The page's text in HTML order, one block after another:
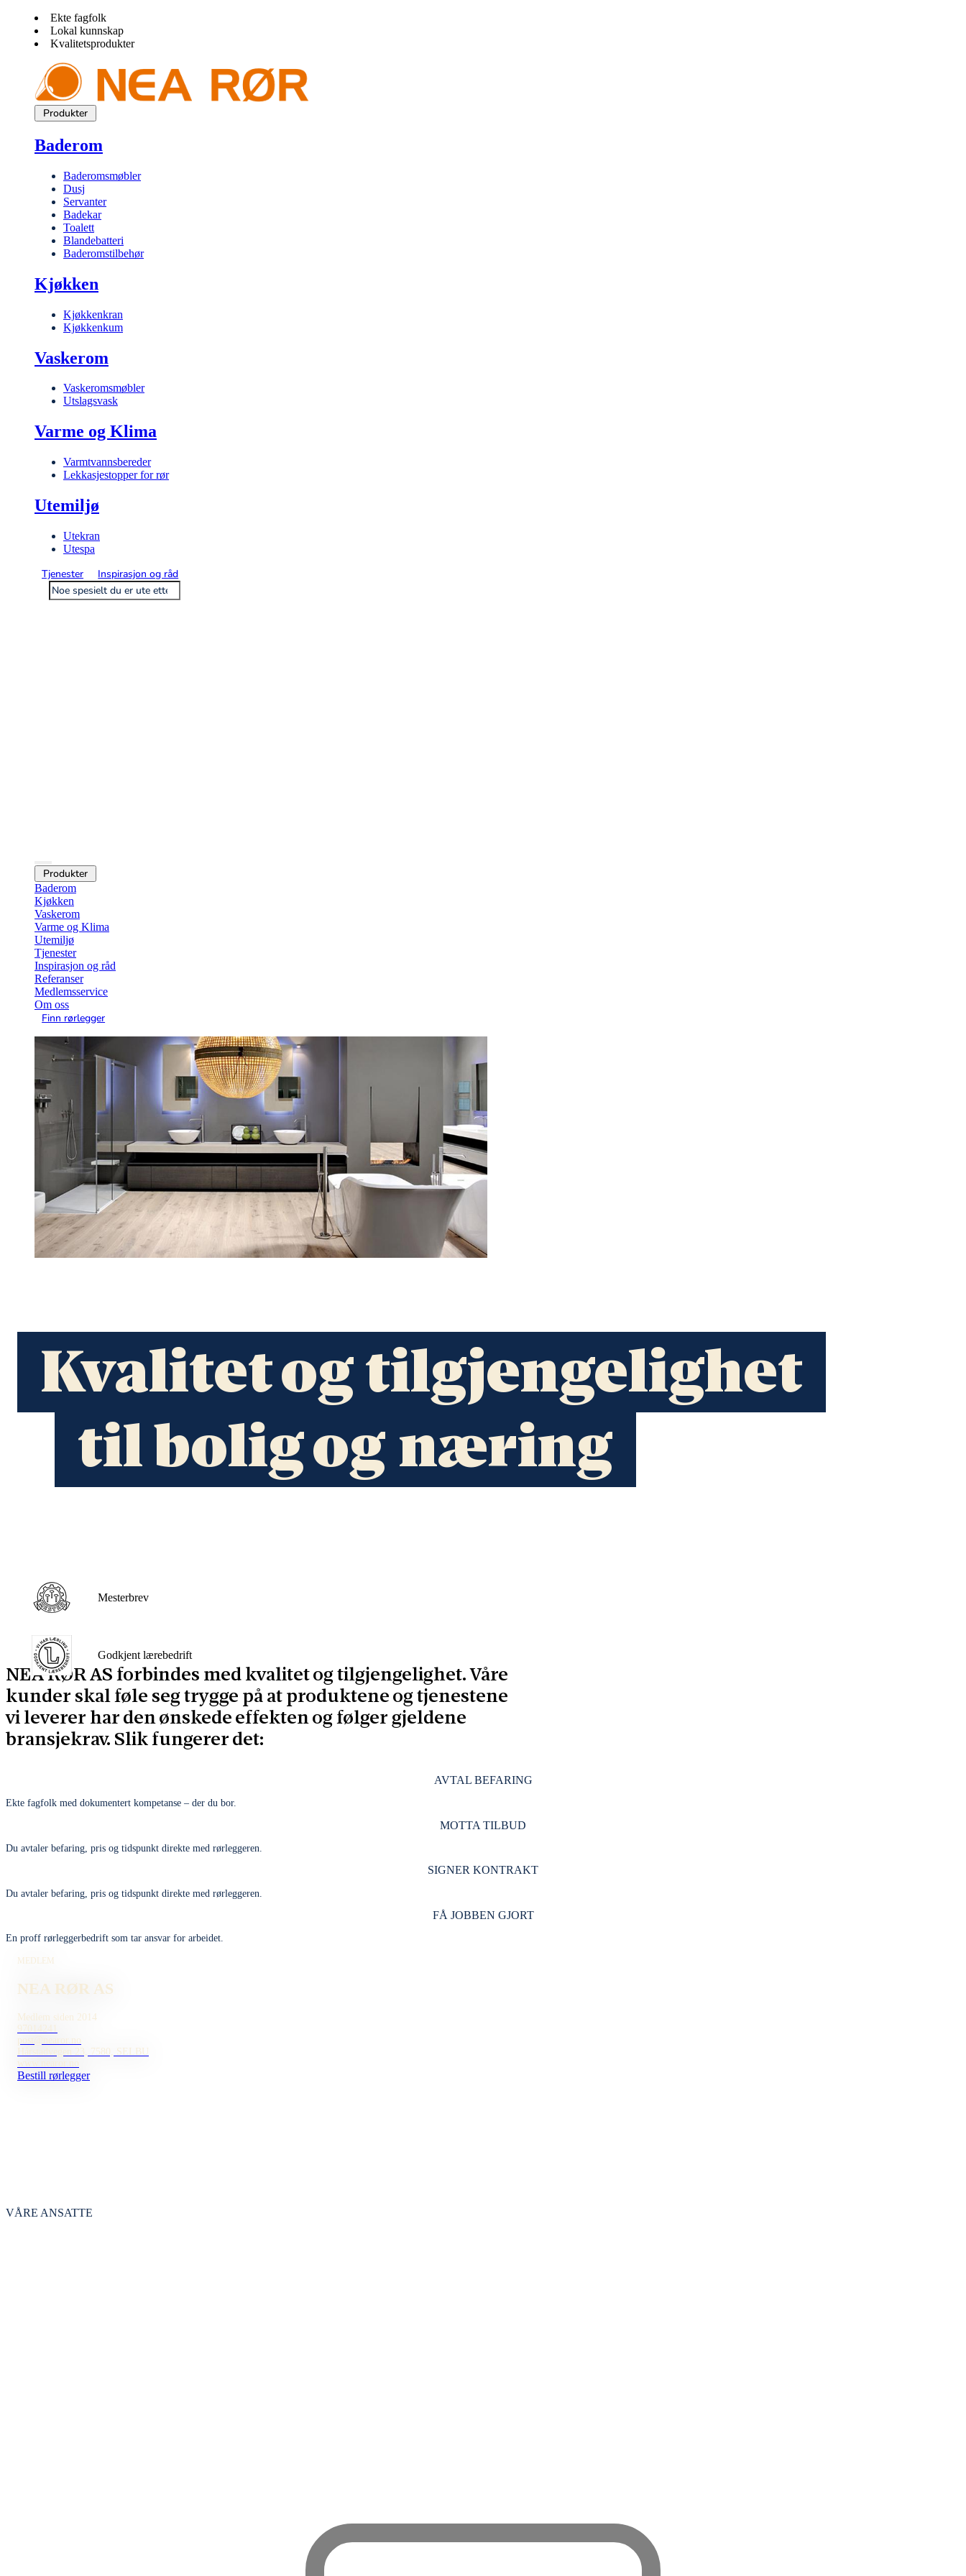
Ekte fagfolk
Lokal kunnskap
Kvalitetsprodukter
Produkter
Baderom
Baderomsmøbler
Dusj
Servanter
Badekar
Toalett
Blandebatteri
Baderomstilbehør
Kjøkken
Kjøkkenkran
Kjøkkenkum
Vaskerom
Vaskeromsmøbler
Utslagsvask
Varme og Klima
Varmtvannsbereder
Lekkasjestopper for rør
Utemiljø
Utekran
Utespa
Tjenester Inspirasjon og råd
Produkter
Baderom
Kjøkken
Vaskerom
Varme og Klima
Utemiljø
Tjenester
Inspirasjon og råd
Referanser
Medlemsservice
Om oss
Finn rørlegger
Kvalitet og tilgjengelighet
til bolig og næring
Mesterbrev
Godkjent lærebedrift
NEA RØR AS forbindes med kvalitet og tilgjengelighet. Våre
kunder skal føle seg trygge på at produktene og tjenestene
vi leverer har den ønskede effekten og følger gjeldene
bransjekrav. Slik fungerer det:
AVTAL BEFARING
Ekte fagfolk med dokumentert kompetanse – der du bor.
MOTTA TILBUD
Du avtaler befaring, pris og tidspunkt direkte med rørleggeren.
SIGNER KONTRAKT
Du avtaler befaring, pris og tidspunkt direkte med rørleggeren.
FÅ JOBBEN GJORT
En proff rørleggerbedrift som tar ansvar for arbeidet.
MEDLEM
NEA RØR AS
Medlem siden 2014
97014241
post@nearor.no
Hårstadvegen 23, 7580, SELBU
www.nearor.no
Bestill rørlegger
VÅRE ANSATTE